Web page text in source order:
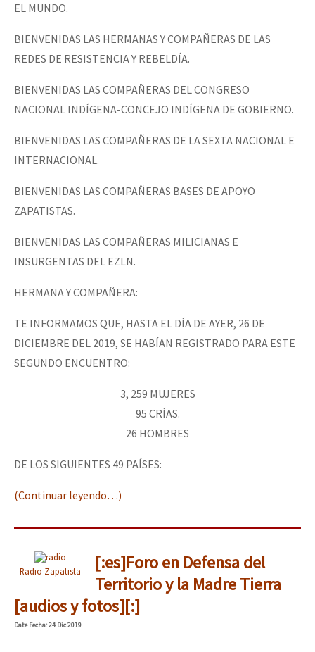
EL MUNDO.
BIENVENIDAS LAS HERMANAS Y COMPAÑERAS DE LAS
REDES DE RESISTENCIA Y REBELDÍA.
BIENVENIDAS LAS COMPAÑERAS DEL CONGRESO
NACIONAL INDÍGENA-CONCEJO INDÍGENA DE GOBIERNO.
BIENVENIDAS LAS COMPAÑERAS DE LA SEXTA NACIONAL E
INTERNACIONAL.
BIENVENIDAS LAS COMPAÑERAS BASES DE APOYO
ZAPATISTAS.
BIENVENIDAS LAS COMPAÑERAS MILICIANAS E
INSURGENTAS DEL EZLN.
HERMANA Y COMPAÑERA:
TE INFORMAMOS QUE, HASTA EL DÍA DE AYER, 26 DE
DICIEMBRE DEL 2019, SE HABÍAN REGISTRADO PARA ESTE
SEGUNDO ENCUENTRO:
3, 259 MUJERES
95 CRÍAS.
26 HOMBRES
DE LOS SIGUIENTES 49 PAÍSES:
(Continuar leyendo…)
Radio Zapatista
[:es]Foro en Defensa del
Territorio y la Madre Tierra
[audios y fotos][:]
DateFecha: 24 Dic 2019